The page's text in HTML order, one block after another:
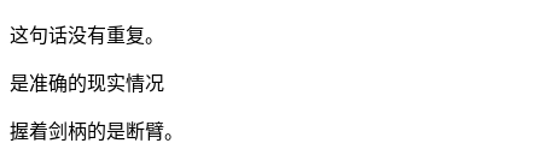
这句话没有重复。
是准确的现实情况
握着剑柄的是断臂。